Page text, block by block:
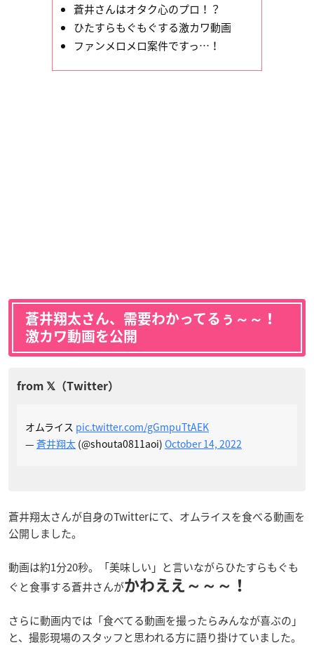
蒼井さんはオタク心のプロ！？
ひたすらもぐもぐする激カワ動画
ファンメロメロ案件ですっ…！
蒼井翔太さん、需要わかってるぅ～～！
激カワ動画を公開
オムライス pic.twitter.com/gGmpuTtAEK
— 蒼井翔太 (@shouta0811aoi) October 14, 2022
蒼井翔太さんが自身のTwitterにて、オムライスを食べる動画を
公開しました。
動画は約1分20秒。「美味しい」と言いながらひたすらもぐも
ぐと食事する蒼井さんがかわええ～～～！
さらに動画内では「食べてる動画を撮ったらみんなが喜ぶの」
と、撮影現場のスタッフと思われる方に語り掛けていました。